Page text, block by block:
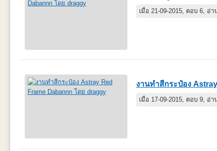
เมื่อ 21-09-2015, ตอบ 6, อ่า
งานทำสีกระป๋อง
เมื่อ 17-09-2015, ตอบ 9, อ่า